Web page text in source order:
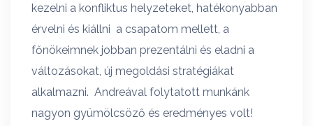
kezelni a konfliktus helyzeteket, hatékonyabban
érvelni és kiállni a csapatom mellett, a
főnökeimnek jobban prezentálni és eladni a
változásokat, új megoldási stratégiákat
alkalmazni. Andreával folytatott munkánk
nagyon gyümölcsöző és eredményes volt!